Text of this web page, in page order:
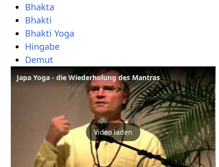
Bhakta
Bhakti
Bhakti Yoga
Hingabe
Demut
Japa Yoga - die Wiederholung des Mantras
Video laden